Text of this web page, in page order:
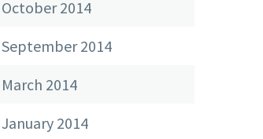
October 2014
September 2014
March 2014
January 2014